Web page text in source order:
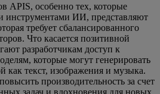
APIS, особенно тех, которые
инструментами ИИ, представляют
требует сбалансированного
Что касается позитивной
разработчикам доступ к
которые могут генерировать
как текст, изображения и музыка.
производительность за счет
задач и вдохновения для новых